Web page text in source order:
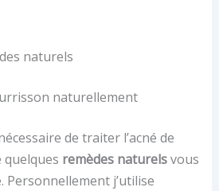
naturels
naturellement
de traiter l’acné de
remèdes naturelsvous
j’utilise